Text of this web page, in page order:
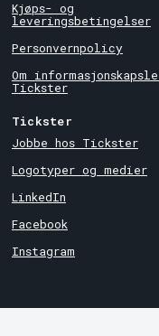
Kjøps- og
leveringsbetingelser
Personvernpolicy
Om
Tickster
Tickster
Jobbe hos Tickster
Logotyper og medier
LinkedIn
Facebook
Instagram